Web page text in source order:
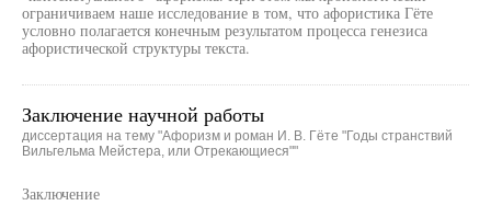
ограничиваем наше исследование в том, что афористика Гёте
условно полагается конечным результатом процесса генезиса
афористической структуры текста.
Заключение научной работы
диссертация на тему "Афоризм и роман И. В. Гёте "Годы странствий
Вильгельма Мейстера, или Отрекающиеся""
Заключение